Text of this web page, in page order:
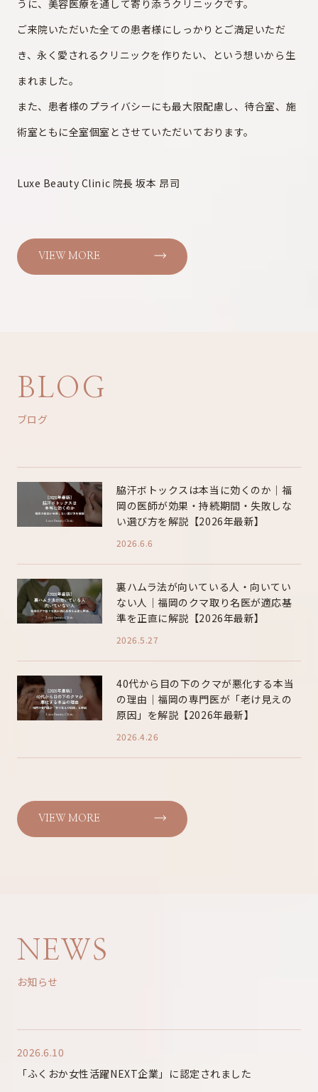
うに、美容医療を通して寄り添うクリニックです。
ご来院いただいた全ての患者様にしっかりとご満足いただ
き、永く愛されるクリニックを作りたい、という想いから生
まれました。
また、患者様のプライバシーにも最大限配慮し、待合室、施
術室ともに全室個室とさせていただいております。
Luxe Beauty Clinic 院長 坂本 昂司
VIEW MORE
BLOG
ブログ
脇汗ボトックスは本当に効くのか｜福
岡の医師が効果・持続期間・失敗しな
い選び方を解説【2026年最新】
2026.6.6
裏ハムラ法が向いている人・向いてい
ない人｜福岡のクマ取り名医が適応基
準を正直に解説【2026年最新】
2026.5.27
40代から目の下のクマが悪化する本当
の理由｜福岡の専門医が「老け見えの
原因」を解説【2026年最新】
2026.4.26
VIEW MORE
NEWS
お知らせ
2026.6.10
「ふくおか女性活躍NEXT企業」に認定されました